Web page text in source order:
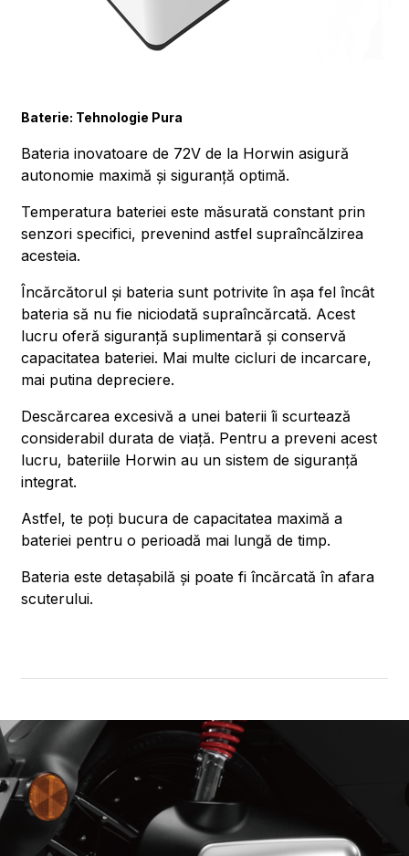
Baterie: Tehnologie Pura
Bateria inovatoare de 72V de la Horwin asigură
autonomie maximă și siguranță optimă.
Temperatura bateriei este măsurată constant prin
senzori specifici, prevenind astfel supraîncălzirea
acesteia.
Încărcătorul și bateria sunt potrivite în așa fel încât
bateria să nu fie niciodată supraîncărcată. Acest
lucru oferă siguranță suplimentară și conservă
capacitatea bateriei. Mai multe cicluri de incarcare,
mai putina depreciere.
Descărcarea excesivă a unei baterii îi scurtează
considerabil durata de viață. Pentru a preveni acest
lucru, bateriile Horwin au un sistem de siguranță
integrat.
Astfel, te poți bucura de capacitatea maximă a
bateriei pentru o perioadă mai lungă de timp.
Bateria este detașabilă și poate fi încărcată în afara
scuterului.